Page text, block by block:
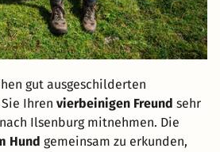
gut ausgeschilderten
Ihren vierbeinigen Freund sehr
Ilsenburg mitnehmen. Die
Hund gemeinsam zu erkunden,